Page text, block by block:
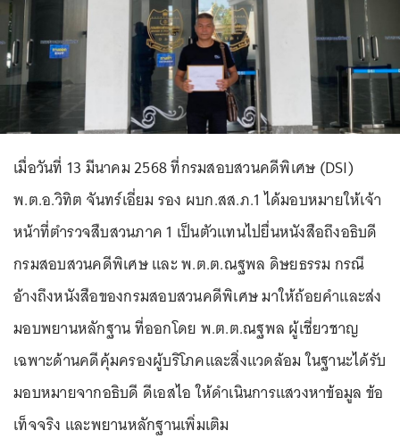
เมื่อวันที่ 13 มีนาคม 2568 ที่กรมสอบสวนคดีพิเศษ (DSI)
พ.ต.อ.วิทิต จันทร์เอี่ยม รอง ผบก.สส.ภ.1 ได้มอบหมายให้เจ้า
หน้าที่ตำรวจสืบสวนภาค 1 เป็นตัวแทนไปยื่นหนังสือถึงอธิบดี
กรมสอบสวนคดีพิเศษ และ พ.ต.ต.ณฐพล ดิษยธรรม กรณี
อ้างถึงหนังสือของกรมสอบสวนคดีพิเศษ มาให้ถ้อยคำและส่ง
มอบพยานหลักฐาน ที่ออกโดย พ.ต.ต.ณฐพล ผู้เชี่ยวชาญ
เฉพาะด้านคดีคุ้มครองผู้บริโภคและสิ่งแวดล้อม ในฐานะได้รับ
มอบหมายจากอธิบดี ดีเอสไอ ให้ดำเนินการแสวงหาข้อมูล ข้อ
เท็จจริง และพยานหลักฐานเพิ่มเติม